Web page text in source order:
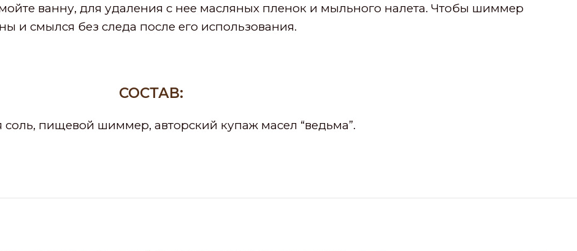
ванну, для удаления с нее масляных пленок и мыльного налета. Чтобы шиммер
и смылся без следа после его использования.
СОСТАВ:
соль, пищевой шиммер, авторский купаж масел “ведьма”.